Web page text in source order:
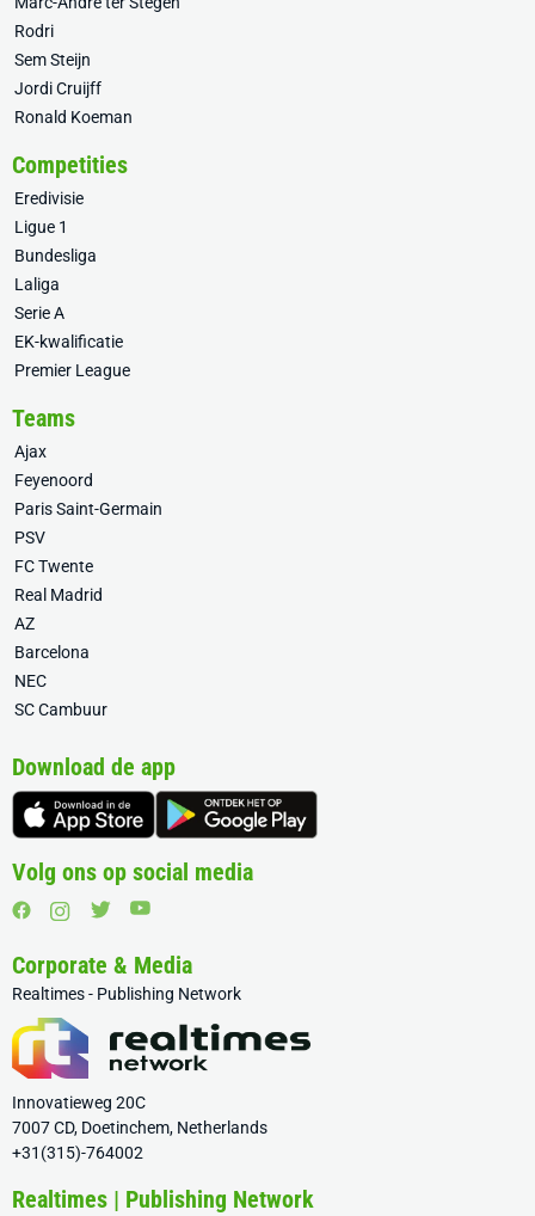
Rodri
Sem Steijn
Jordi Cruijff
Ronald Koeman
Competities
Eredivisie
Ligue 1
Bundesliga
Laliga
Serie A
EK-kwalificatie
Premier League
Teams
Ajax
Feyenoord
Paris Saint-Germain
PSV
FC Twente
Real Madrid
AZ
Barcelona
NEC
SC Cambuur
Download de app
Volg ons op social media
Corporate & Media
Realtimes - Publishing Network
Innovatieweg 20C
7007 CD, Doetinchem, Netherlands
+31(315)-764002
Realtimes | Publishing Network